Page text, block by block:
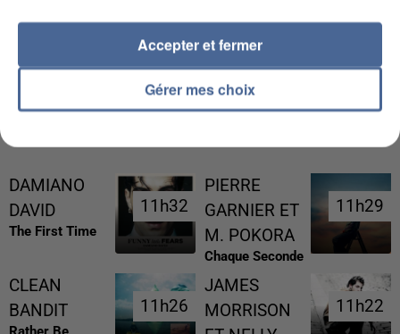
L’UN DES FONDATEURS SUPPOSÉS DE LA DZ
MAFIA INTERPELLÉ EN ALGÉRIE
DAMIANO
DAVID
The First Time
11h32
11h32
PIERRE
GARNIER ET
M. POKORA
Chaque Seconde
11h29
11h29
CLEAN
BANDIT
11h26
11h26
JAMES
MORRISON
11h22
11h22
Gérer mes choix
Accepter et fermer